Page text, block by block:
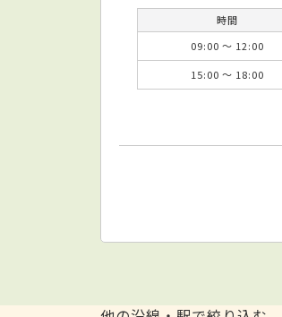
時間
09:00 ～ 12:00
15:00 ～ 18:00